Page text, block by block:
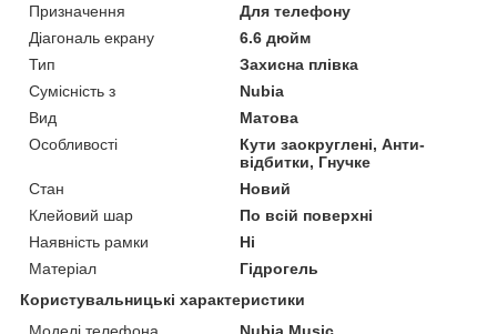
Призначення
Для телефону
Діагональ екрану
6.6 дюйм
Тип
Захисна плівка
Сумісність з
Nubia
Вид
Матова
Особливості
Кути заокруглені, Анти-
відбитки, Гнучке
Стан
Новий
Клейовий шар
По всій поверхні
Наявність рамки
Ні
Матеріал
Гідрогель
Користувальницькі характеристики
Моделі телефона
Nubia Music